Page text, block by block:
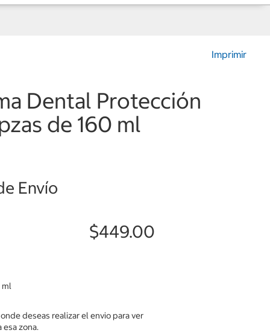
Imprimir
Dental Protección
de 160 ml
Envío
$449.00
ml
deseas realizar el envio para ver
zona.